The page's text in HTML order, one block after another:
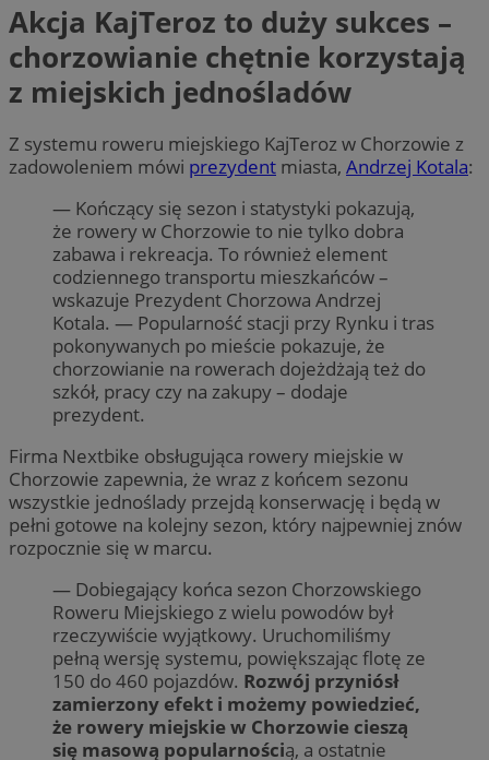
Akcja KajTeroz to duży sukces –
chorzowianie chętnie korzystają
z miejskich jednośladów
Z systemu roweru miejskiego KajTeroz w Chorzowie z
zadowoleniem mówi prezydent miasta, Andrzej Kotala:
— Kończący się sezon i statystyki pokazują,
że rowery w Chorzowie to nie tylko dobra
zabawa i rekreacja. To również element
codziennego transportu mieszkańców –
wskazuje Prezydent Chorzowa Andrzej
Kotala. — Popularność stacji przy Rynku i tras
pokonywanych po mieście pokazuje, że
chorzowianie na rowerach dojeżdżają też do
szkół, pracy czy na zakupy – dodaje
prezydent.
Firma Nextbike obsługująca rowery miejskie w
Chorzowie zapewnia, że wraz z końcem sezonu
wszystkie jednoślady przejdą konserwację i będą w
pełni gotowe na kolejny sezon, który najpewniej znów
rozpocznie się w marcu.
— Dobiegający końca sezon Chorzowskiego
Roweru Miejskiego z wielu powodów był
rzeczywiście wyjątkowy. Uruchomiliśmy
pełną wersję systemu, powiększając flotę ze
150 do 460 pojazdów. Rozwój przyniósł
zamierzony efekt i możemy powiedzieć,
że rowery miejskie w Chorzowie cieszą
się masową popularnością, a ostatnie